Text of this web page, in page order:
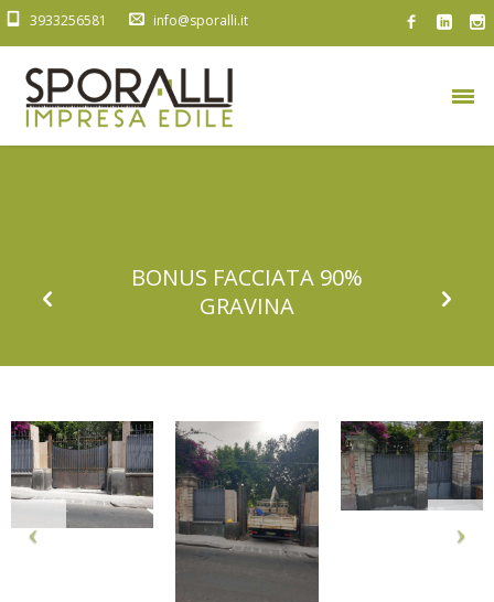
3933256581 info@sporalli.it
BONUS FACCIATA 90%
GRAVINA